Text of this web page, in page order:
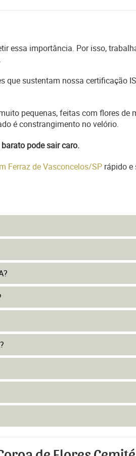
essa importância. Por isso,
sustentam nossa certificação
pequenas, feitas com flores de
é constrangimento no velório.
pode sair caro.
Ferraz de Vasconcelos/SP rápido e